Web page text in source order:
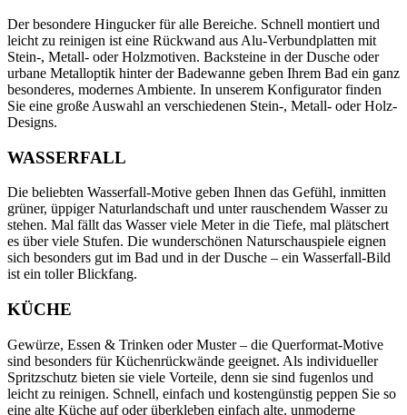
Der besondere Hingucker für alle Bereiche. Schnell montiert und
leicht zu reinigen ist eine Rückwand aus Alu-Verbundplatten mit
Stein-, Metall- oder Holzmotiven. Backsteine in der Dusche oder
urbane Metalloptik hinter der Badewanne geben Ihrem Bad ein ganz
besonderes, modernes Ambiente. In unserem Konfigurator finden
Sie eine große Auswahl an verschiedenen Stein-, Metall- oder Holz-
Designs.
WASSERFALL
Die beliebten Wasserfall-Motive geben Ihnen das Gefühl, inmitten
grüner, üppiger Naturlandschaft und unter rauschendem Wasser zu
stehen. Mal fällt das Wasser viele Meter in die Tiefe, mal plätschert
es über viele Stufen. Die wunderschönen Naturschauspiele eignen
sich besonders gut im Bad und in der Dusche – ein Wasserfall-Bild
ist ein toller Blickfang.
KÜCHE
Gewürze, Essen & Trinken oder Muster – die Querformat-Motive
sind besonders für Küchenrückwände geeignet. Als individueller
Spritzschutz bieten sie viele Vorteile, denn sie sind fugenlos und
leicht zu reinigen. Schnell, einfach und kostengünstig peppen Sie so
eine alte Küche auf oder überkleben einfach alte, unmoderne